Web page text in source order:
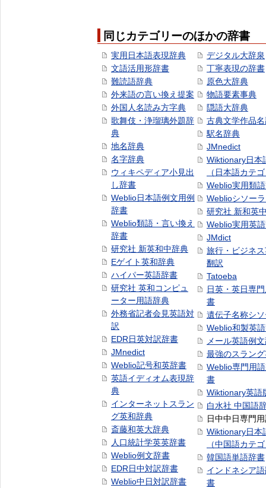
同じカテゴリーのほかの辞書
実用日本語表現辞典
文語活用形辞書
難読語辞典
外来語の言い換え提案
外国人名読み方字典
歌舞伎・浄瑠璃外題辞
典
地名辞典
名字辞典
ウィキペディア小見出
し辞書
Weblio日本語例文用例
辞書
Weblio類語・言い換え
辞書
研究社 新英和中辞典
Eゲイト英和辞典
ハイパー英語辞書
研究社 英和コンピュ
ーター用語辞典
外務省記者会見英語対
訳
EDR日英対訳辞書
JMnedict
Weblio記号和英辞書
英語イディオム表現辞
典
インターネットスラン
グ英和辞典
斎藤和英大辞典
人口統計学英英辞書
Weblio例文辞書
EDR日中対訳辞書
Weblio中日対訳辞書
デジタル大辞泉
丁寧表現の辞書
原色大辞典
物語要素事典
隠語大辞典
古典文学作品
駅名辞典
JMnedict
Wiktionary日本
（日本語カテ
Weblio実用類
Weblioシソー
研究社 新和英
Weblio実用英
JMdict
旅行・ビジネ
翻訳
Tatoeba
日英・英日専
書
遺伝子名称シ
Weblio和製英
メール英語例
最強のスラン
Weblio専門用
書
Wiktionary英語
白水社 中国語
日中中日専門
Wiktionary日本
（中国語カテ
韓国語単語辞書
インドネシア
書